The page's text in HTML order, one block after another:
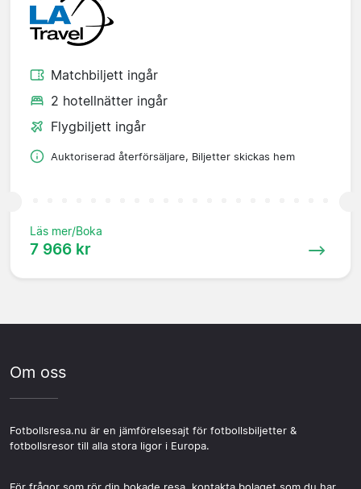
Matchbiljett ingår
2 hotellnätter ingår
Flygbiljett ingår
Auktoriserad återförsäljare, Biljetter skickas hem
Läs mer/Boka
7 966 kr
Om oss
Fotbollsresa.nu är en jämförelsesajt för fotbollsbiljetter &
fotbollsresor till alla stora ligor i Europa.